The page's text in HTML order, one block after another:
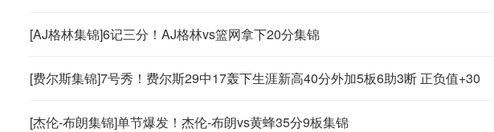
[AJ格林集锦]6记三分！AJ格林vs篮网拿下20分集锦
[费尔斯集锦]7号秀！费尔斯29中17轰下生涯新高40分外加5板6助3断 正负值+30
[杰伦-布朗集锦]单节爆发！杰伦-布朗vs黄蜂35分9板集锦